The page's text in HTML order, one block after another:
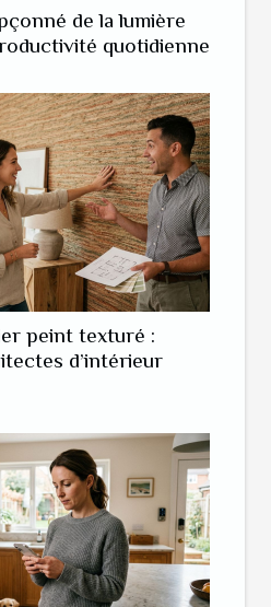
de la lumière
quotidienne
peint texturé :
d’intérieur